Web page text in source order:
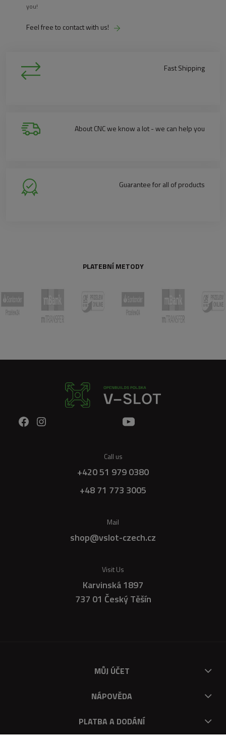
Fast Shipping
About CNC we know a lot - we can help you
Guarantee for all of products
you!
Feel free to contact with us!
PLATEBNÍ METODY
Call us
+420 51 979 0380
+48 71 773 3005
Mail
shop@vslot-czech.cz
Visit Us
Karvinská 1897
737 01 Český Těšín
MŮJ ÚČET
NÁPOVĚDA
PLATBA A DODÁNÍ